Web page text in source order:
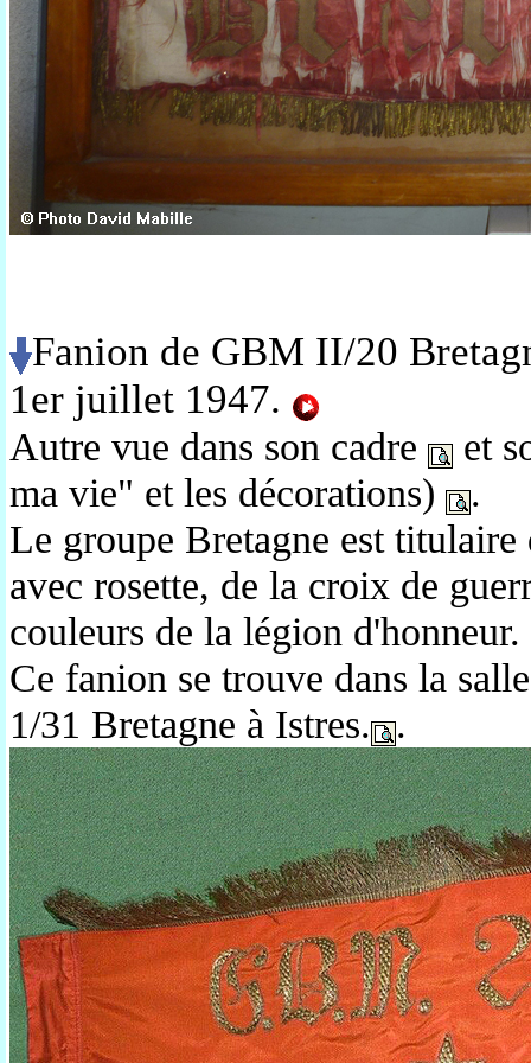
Fanion de GBM II/20
1er juillet 1947.
Autre vue dans son cadre
et
ma vie" et les décorations)
.
Le groupe Bretagne est
avec rosette, de la croix de
couleurs de la légion d'honneur.
Ce fanion se trouve dans la
1/31 Bretagne à Istres.
.